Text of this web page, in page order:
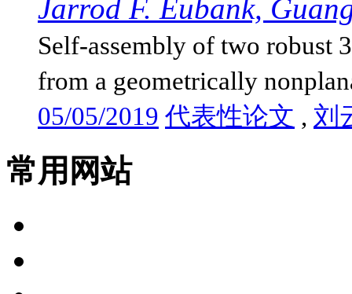
Jarrod F. Eubank,
Self-assembly of two robust
from a geometrically
05/05/2019 代表性论文 , 刘
常用网站